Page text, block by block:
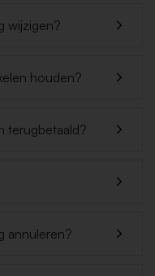
wijzigen?
houden?
terugbetaald?
annuleren?